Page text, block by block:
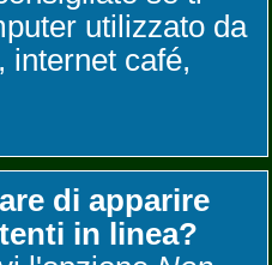
utilizzato da
internet café,
di apparire
in linea?